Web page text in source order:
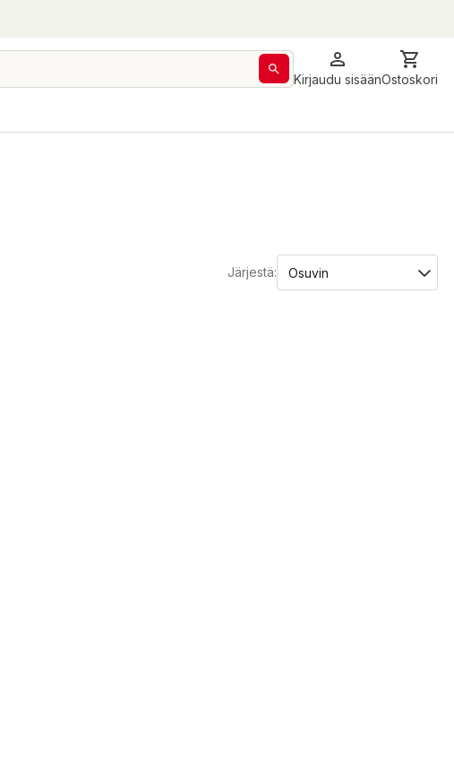
Kirjaudu sisäänOstoskori
Järjestä: